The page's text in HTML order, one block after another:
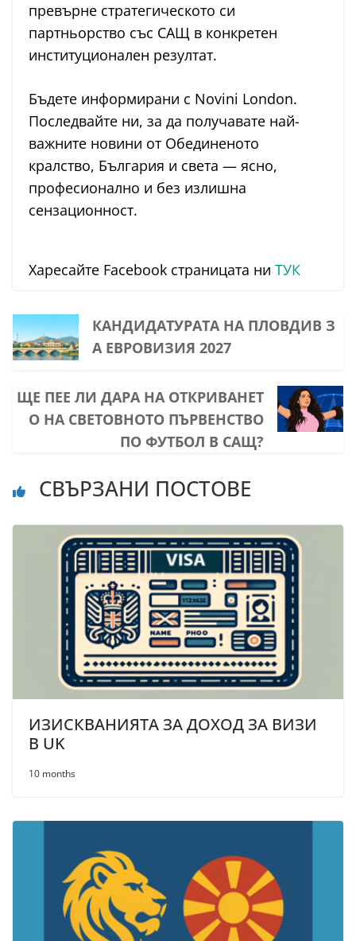
превърне стратегическото си
партньорство със САЩ в конкретен
институционален резултат.
Бъдете информирани с Novini London.
Последвайте ни, за да получавате най-
важните новини от Обединеното
кралство, България и света — ясно,
професионално и без излишна
сензационност.
Харесайте Facebook страницата ни ТУК
КАНДИДАТУРАТА НА ПЛОВДИВ З
А ЕВРОВИЗИЯ 2027
ЩЕ ПЕЕ ЛИ ДАРА НА ОТКРИВАНЕТ
О НА СВЕТОВНОТО ПЪРВЕНСТВО
ПО ФУТБОЛ В САЩ?
СВЪРЗАНИ ПОСТОВЕ
ИЗИСКВАНИЯТА ЗА ДОХОД ЗА ВИЗИ
В UK
10 months